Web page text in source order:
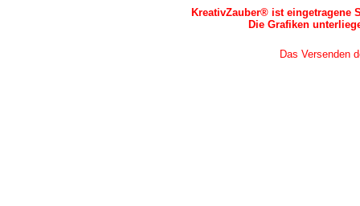
KreativZauber® ist eingetragene
Die Grafiken
Das Versenden